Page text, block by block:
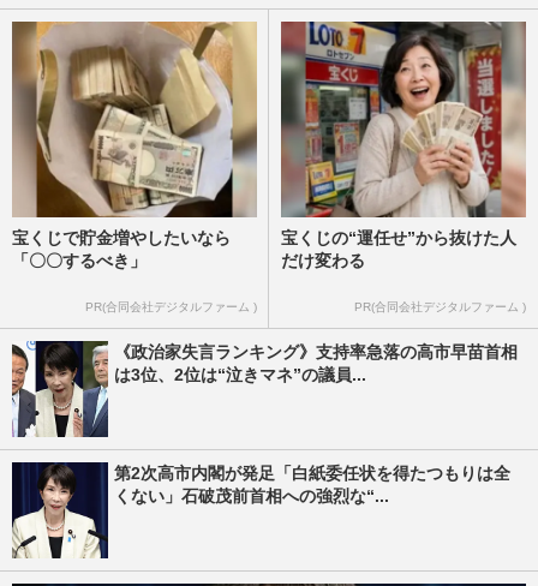
宝くじで貯金増やしたいなら
「〇〇するべき」
PR(合同会社デジタルファーム )
宝くじの“運任せ”から抜けた人
だけ変わる
PR(合同会社デジタルファーム )
《政治家失言ランキング》支持率急落の高市早苗首相
は3位、2位は“泣きマネ”の議員...
第2次高市内閣が発足「白紙委任状を得たつもりは全
くない」石破茂前首相への強烈な“...